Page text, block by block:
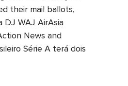
their mail ballots,
DJ WAJ AirAsia
News and
Série A terá dois